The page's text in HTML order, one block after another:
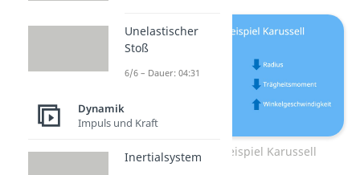
Drehimpuls Beispiel Karussell
Unelastischer
Stoß
6/6 – Dauer: 04:31
Dynamik
Impuls und Kraft
Inertialsystem